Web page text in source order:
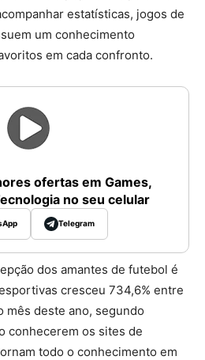
estatísticas, jogos de
um conhecimento
em cada confronto.
ofertas em Games,
no seu celular
Telegram
dos amantes de futebol é
cresceu 734,6% entre
mês deste ano, segundo
conhecerem os sites de
todo o conhecimento em